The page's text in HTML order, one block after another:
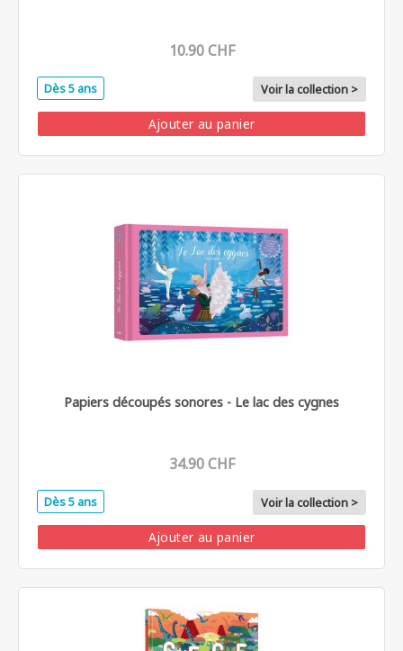
10.90 CHF
Dès 5 ans Voir la collection >
Ajouter au panier
Papiers découpés sonores - Le lac des cygnes
34.90 CHF
Dès 5 ans Voir la collection >
Ajouter au panier